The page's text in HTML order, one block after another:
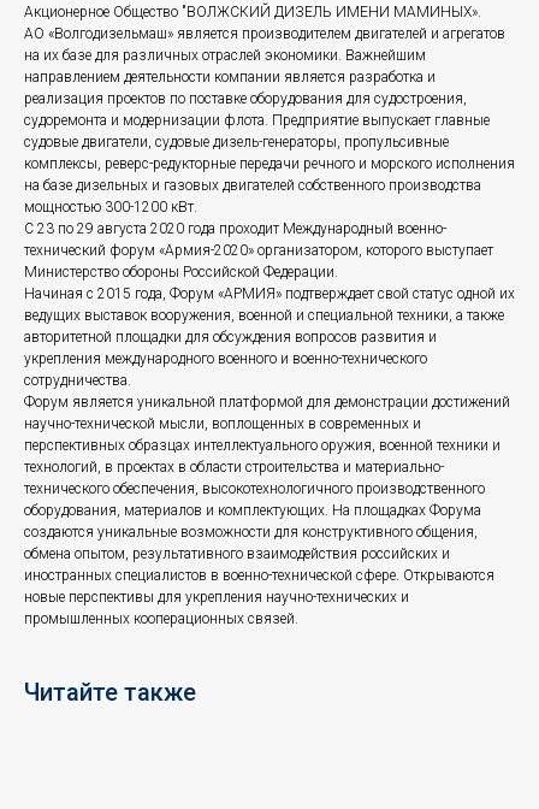
Акционерное Общество "ВОЛЖСКИЙ ДИЗЕЛЬ ИМЕНИ МАМИНЫХ».
АО «Волгодизельмаш» является производителем двигателей и агрегатов
на их базе для различных отраслей экономики. Важнейшим
направлением деятельности компании является разработка и
реализация проектов по поставке оборудования для судостроения,
судоремонта и модернизации флота. Предприятие выпускает главные
судовые двигатели, судовые дизель-генераторы, пропульсивные
комплексы, реверс-редукторные передачи речного и морского исполнения
на базе дизельных и газовых двигателей собственного производства
мощностью 300-1200 кВт.
С 23 по 29 августа 2020 года проходит Международный военно-
технический форум «Армия-2020» организатором, которого выступает
Министерство обороны Российской Федерации.
Начиная с 2015 года, Форум «АРМИЯ» подтверждает свой статус одной их
ведущих выставок вооружения, военной и специальной техники, а также
авторитетной площадки для обсуждения вопросов развития и
укрепления международного военного и военно-технического
сотрудничества.
Форум является уникальной платформой для демонстрации достижений
научно-технической мысли, воплощенных в современных и
перспективных образцах интеллектуального оружия, военной техники и
технологий, в проектах в области строительства и материально-
технического обеспечения, высокотехнологичного производственного
оборудования, материалов и комплектующих. На площадках Форума
создаются уникальные возможности для конструктивного общения,
обмена опытом, результативного взаимодействия российских и
иностранных специалистов в военно-технической сфере. Открываются
новые перспективы для укрепления научно-технических и
промышленных кооперационных связей.
Читайте также